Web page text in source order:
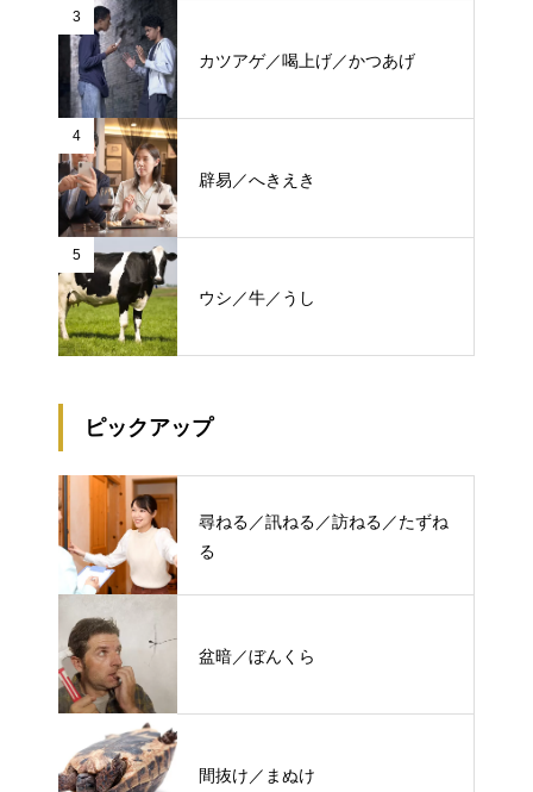
3
カツアゲ／喝上げ／かつあげ
4
辟易／へきえき
5
ウシ／牛／うし
ピックアップ
尋ねる／訊ねる／訪ねる／たずね
る
盆暗／ぼんくら
間抜け／まぬけ